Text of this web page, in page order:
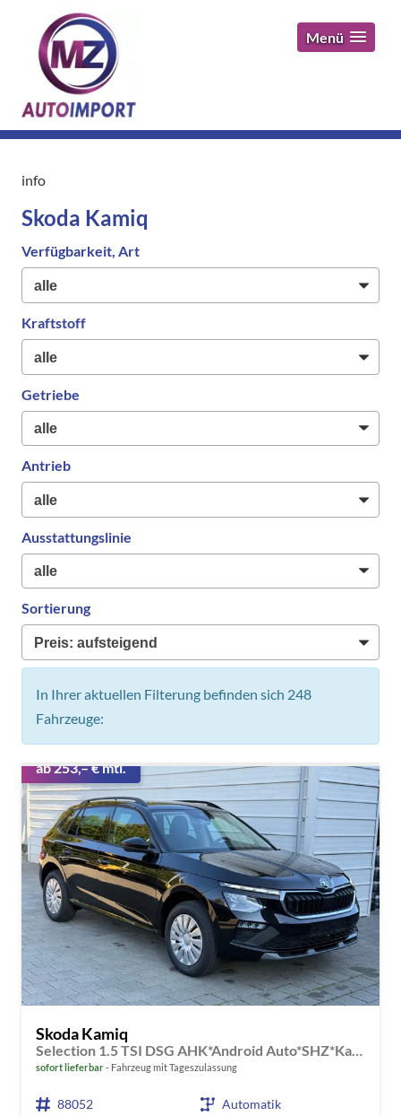
Menü
info
Skoda Kamiq
Verfügbarkeit, Art
Kraftstoff
Getriebe
Antrieb
Ausstattungslinie
Sortierung
In Ihrer aktuellen Filterung befinden sich 248
Fahrzeuge:
ab 253,– € mtl.
Skoda Kamiq
sofort lieferbar Fahrzeug mit Tageszulassung
88052
Automatik